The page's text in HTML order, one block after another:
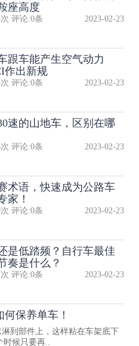
座高度
次 评论:0条 2023-02-23
跟车能产生空气动力
作出新规
次 评论:0条 2023-02-23
速的山地车，区别在哪
次 评论:0条 2023-02-23
术语，快速成为公路车
家！
次 评论:0条 2023-02-23
是低踏频？自行车最佳
奏是什么？
次 评论:0条 2023-02-23
保养单车！
到部件上，这样粘在车架底下
时候只要再..